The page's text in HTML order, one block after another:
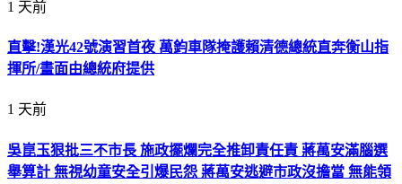
1 天前
直擊!漢光42號演習首夜 萬鈞車隊掩護賴清德總統直奔衡山指
揮所/畫面由總統府提供
1 天前
吳崑玉狠批三不市長 施政擺爛完全推卸責任責 蔣萬安滿腦選
舉算計 無視幼童安全引爆民怨 蔣萬安逃避市政沒擔當 無能領